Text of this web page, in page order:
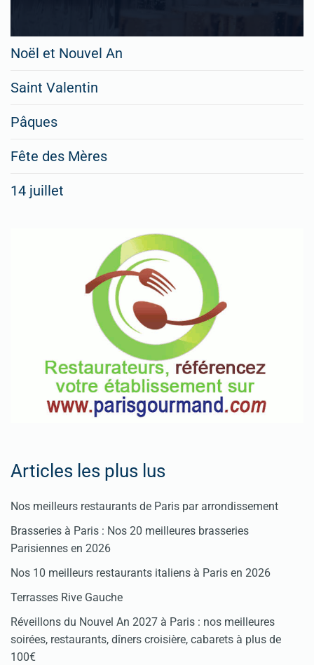
Noël et Nouvel An
Saint Valentin
Pâques
Fête des Mères
14 juillet
Articles les plus lus
Nos meilleurs restaurants de Paris par arrondissement
Brasseries à Paris : Nos 20 meilleures brasseries
Parisiennes en 2026
Nos 10 meilleurs restaurants italiens à Paris en 2026
Terrasses Rive Gauche
Réveillons du Nouvel An 2027 à Paris : nos meilleures
soirées, restaurants, dîners croisière, cabarets à plus de
100€